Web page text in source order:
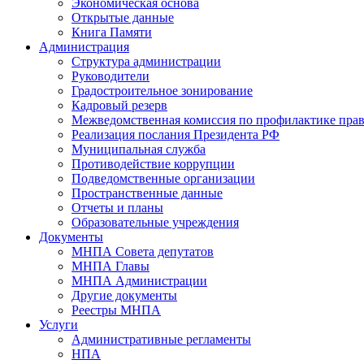
Экономическая основа
Открытые данные
Книга Памяти
Администрация
Структура администрации
Руководители
Градостроительное зонирование
Кадровый резерв
Межведомственная комиссия по профилактике
Реализация послания Президента РФ
Муниципальная служба
Противодействие коррупции
Подведомственные организации
Пространственные данные
Отчеты и планы
Образовательные учреждения
Документы
МНПА Совета депутатов
МНПА Главы
МНПА Администрации
Другие документы
Реестры МНПА
Услуги
Административные регламенты
НПА